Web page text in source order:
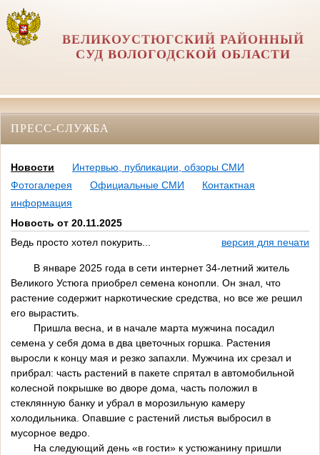
ВЕЛИКОУСТЮГСКИЙ РАЙОННЫЙ
СУД ВОЛОГОДСКОЙ ОБЛАСТИ
ПРЕСС-СЛУЖБА
Новости
Интервью, публикации, обзоры СМИ
Фотогалерея
Официальные СМИ
Контактная
информация
Новость от 20.11.2025
Ведь просто хотел покурить...
версия для печати
В январе 2025 года в сети интернет 34-летний житель
Великого Устюга приобрел семена конопли. Он знал, что
растение содержит наркотические средства, но все же решил
его вырастить.
Пришла весна, и в начале марта мужчина посадил
семена у себя дома в два цветочных горшка. Растения
выросли к концу мая и резко запахли. Мужчина их срезал и
прибрал: часть растений в пакете спрятал в автомобильной
колесной покрышке во дворе дома, часть положил в
стеклянную банку и убрал в морозильную камеру
холодильника. Опавшие с растений листья выбросил в
мусорное ведро.
На следующий день «в гости» к устюжанину пришли